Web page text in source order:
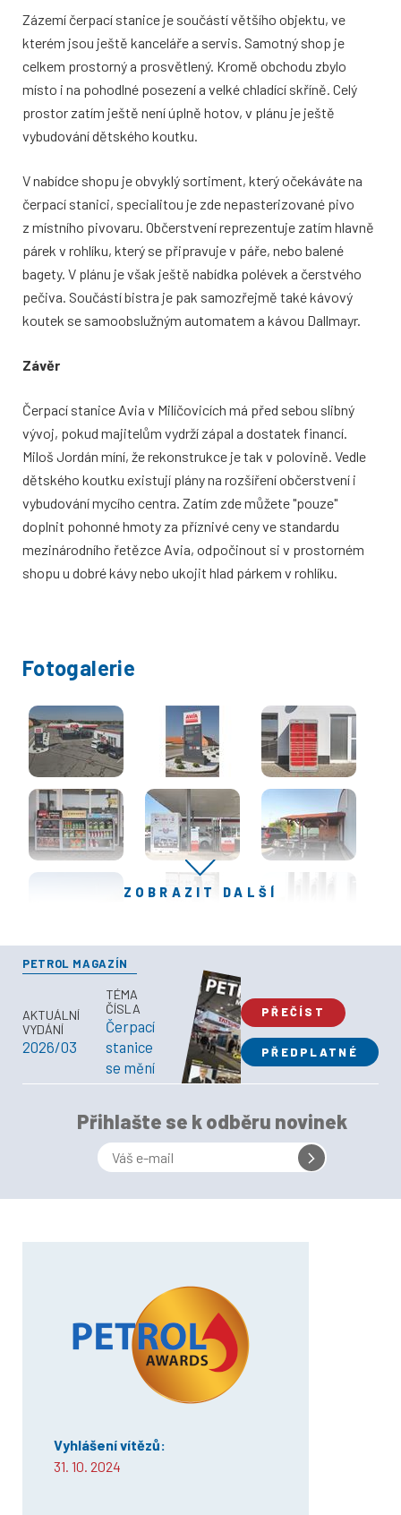
Zázemí čerpací stanice je součástí většího objektu, ve
kterém jsou ještě kanceláře a servis. Samotný shop je
celkem prostorný a prosvětlený. Kromě obchodu zbylo
místo i na pohodlné posezení a velké chladící skříně. Celý
prostor zatím ještě není úplně hotov, v plánu je ještě
vybudování dětského koutku.
V nabídce shopu je obvyklý sortiment, který očekáváte na
čerpací stanici, specialitou je zde nepasterizované pivo
z místního pivovaru. Občerstvení reprezentuje zatím hlavně
párek v rohlíku, který se připravuje v páře, nebo balené
bagety. V plánu je však ještě nabídka polévek a čerstvého
pečiva. Součástí bistra je pak samozřejmě také kávový
koutek se samoobslužným automatem a kávou Dallmayr.
Závěr
Čerpací stanice Avia v Milíčovicích má před sebou slibný
vývoj, pokud majitelům vydrží zápal a dostatek financí.
Miloš Jordán míní, že rekonstrukce je tak v polovině. Vedle
dětského koutku existují plány na rozšíření občerstvení i
vybudování mycího centra. Zatím zde můžete "pouze"
doplnit pohonné hmoty za příznivé ceny ve standardu
mezinárodního řetězce Avia, odpočinout si v prostorném
shopu u dobré kávy nebo ukojit hlad párkem v rohlíku.
Fotogalerie
ZOBRAZIT DALŠÍ
PETROL MAGAZÍN
AKTUÁLNÍ
VYDÁNÍ
2026/03
TÉMA
ČÍSLA
Čerpací
stanice
se mění
PŘEČÍST
PŘEDPLATNÉ
Přihlašte se k odběru novinek
Vyhlášení vítězů:
31. 10. 2024